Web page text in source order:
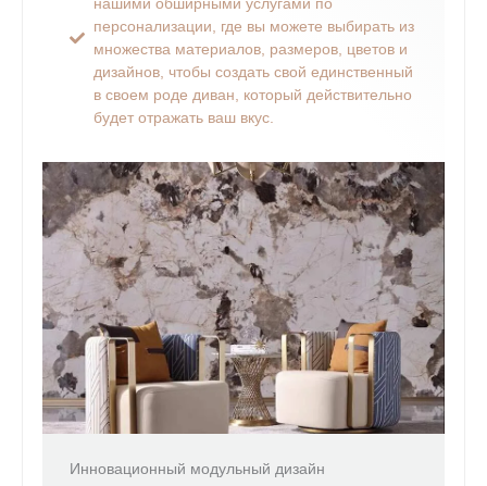
нашими обширными услугами по
персонализации, где вы можете выбирать из
множества материалов, размеров, цветов и
дизайнов, чтобы создать свой единственный
в своем роде диван, который действительно
будет отражать ваш вкус.
Инновационный модульный дизайн